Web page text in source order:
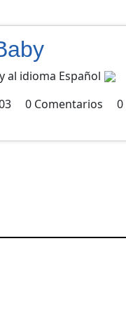
al idioma Español
0 Comentarios 0